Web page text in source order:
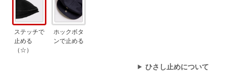
ステッチで
止める
（☆）
ホックボタ
ンで止める
ひさし止めについて